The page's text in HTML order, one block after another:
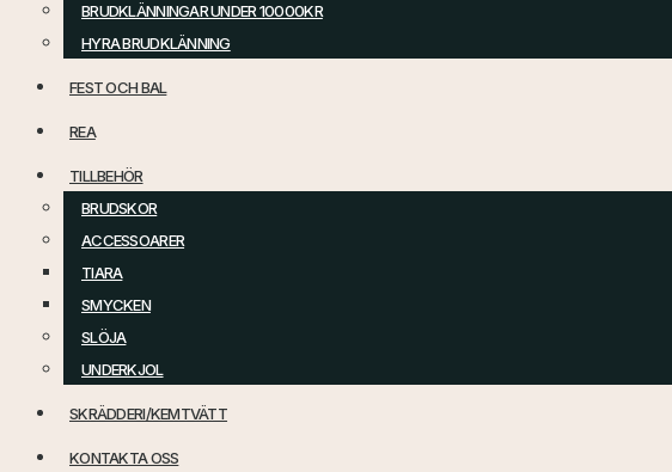
BRUDKLÄNNINGAR UNDER 10000KR
HYRA BRUDKLÄNNING
FEST OCH BAL
REA
TILLBEHÖR
BRUDSKOR
ACCESSOARER
TIARA
SMYCKEN
SLÖJA
UNDERKJOL
SKRÄDDERI/KEMTVÄTT
KONTAKTA OSS